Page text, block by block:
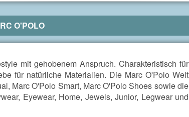
O'POLO
mit gehobenem Anspruch. Charakteristisch für
für natürliche Materialien. Die Marc O'Polo Welt
Marc O'Polo Smart, Marc O'Polo Shoes sowie die
Eyewear, Home, Jewels, Junior, Legwear und